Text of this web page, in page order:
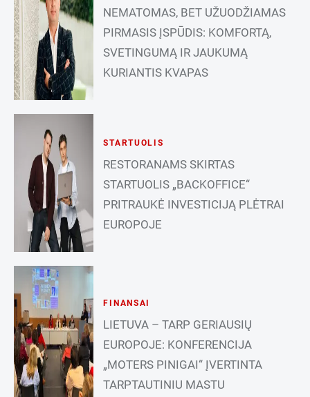
NEMATOMAS, BET UŽUODŽIAMAS
PIRMASIS ĮSPŪDIS: KOMFORTĄ,
SVETINGUMĄ IR JAUKUMĄ
KURIANTIS KVAPAS
STARTUOLIS
RESTORANAMS SKIRTAS
STARTUOLIS „BACKOFFICE“
PRITRAUKĖ INVESTICIJĄ PLĖTRAI
EUROPOJE
FINANSAI
LIETUVA – TARP GERIAUSIŲ
EUROPOJE: KONFERENCIJA
„MOTERS PINIGAI“ ĮVERTINTA
TARPTAUTINIU MASTU